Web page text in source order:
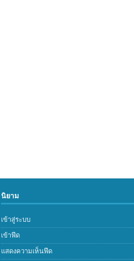
นิยาม
เข้าสู่ระบบ
เข้าฟีด
แสดงความเห็นฟีด